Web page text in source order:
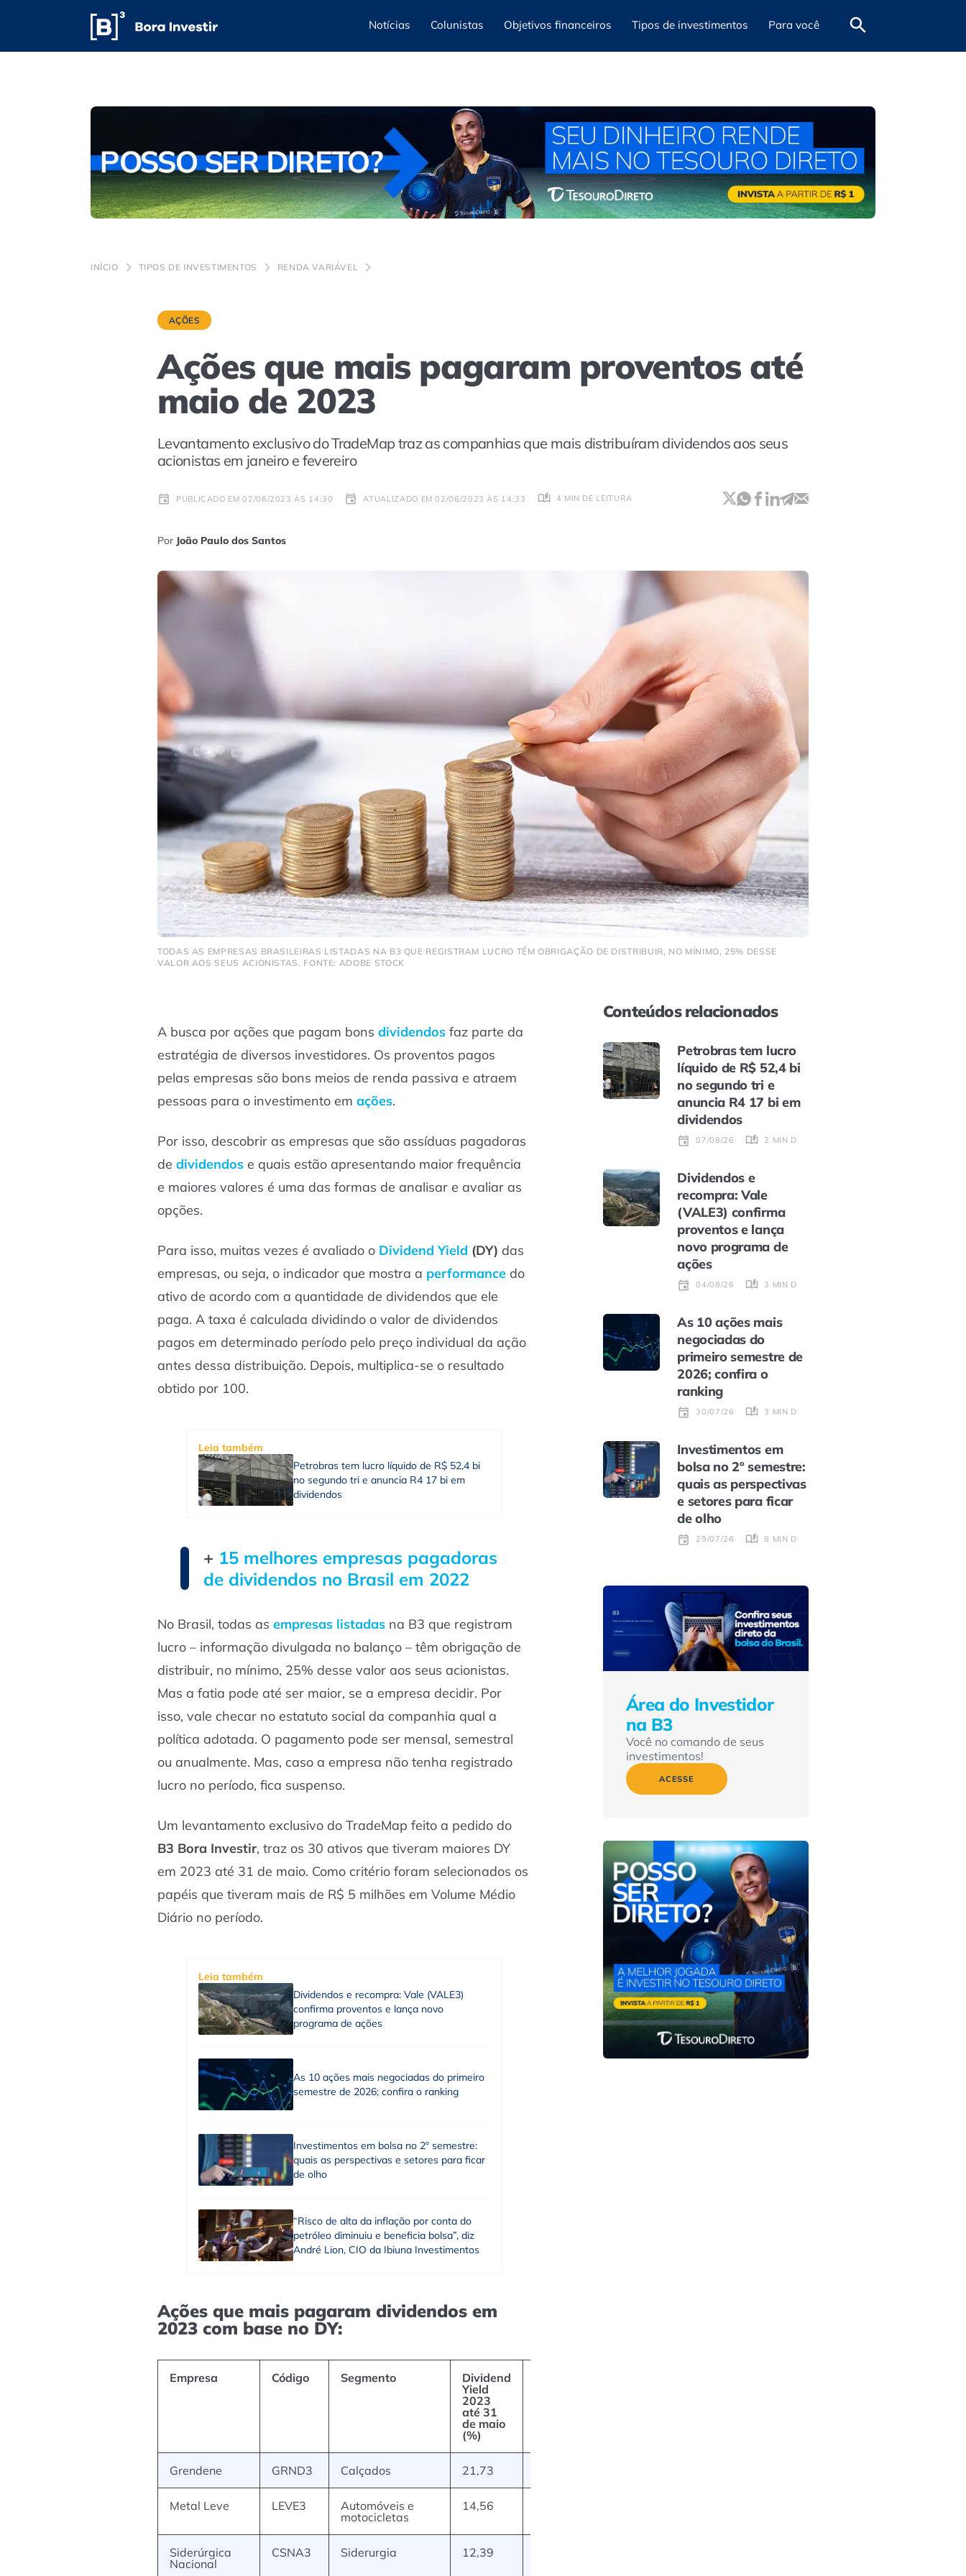
Notícias Colunistas Objetivos financeiros Tipos de investimentos Para você
INÍCIO TIPOS DE INVESTIMENTOS RENDA VARIÁVEL
AÇÕES
Ações que mais pagaram proventos até
maio de 2023
Levantamento exclusivo do TradeMap traz as companhias que mais distribuíram dividendos aos seus
acionistas em janeiro e fevereiro
PUBLICADO EM 02/06/2023 ÀS 14:30 ATUALIZADO EM 02/06/2023 ÀS 14:33 4 MIN DE LEITURA
Por João Paulo dos Santos
TODAS AS EMPRESAS BRASILEIRAS LISTADAS NA B3 QUE REGISTRAM LUCRO TÊM OBRIGAÇÃO DE DISTRIBUIR, NO MÍNIMO, 25% DESSE
VALOR AOS SEUS ACIONISTAS. FONTE: ADOBE STOCK
A busca por ações que pagam bons dividendos faz parte da
estratégia de diversos investidores. Os proventos pagos
pelas empresas são bons meios de renda passiva e atraem
pessoas para o investimento em ações.
Por isso, descobrir as empresas que são assíduas pagadoras
de dividendos e quais estão apresentando maior frequência
e maiores valores é uma das formas de analisar e avaliar as
opções.
Para isso, muitas vezes é avaliado o Dividend Yield (DY) das
empresas, ou seja, o indicador que mostra a performance do
ativo de acordo com a quantidade de dividendos que ele
paga. A taxa é calculada dividindo o valor de dividendos
pagos em determinado período pelo preço individual da ação
antes dessa distribuição. Depois, multiplica-se o resultado
obtido por 100.
Leia também
Petrobras tem lucro líquido de R$ 52,4 bi
no segundo tri e anuncia R4 17 bi em
dividendos
+ 15 melhores empresas pagadoras
de dividendos no Brasil em 2022
No Brasil, todas as empresas listadas na B3 que registram
lucro – informação divulgada no balanço – têm obrigação de
distribuir, no mínimo, 25% desse valor aos seus acionistas.
Mas a fatia pode até ser maior, se a empresa decidir. Por
isso, vale checar no estatuto social da companhia qual a
política adotada. O pagamento pode ser mensal, semestral
ou anualmente. Mas, caso a empresa não tenha registrado
lucro no período, fica suspenso.
Um levantamento exclusivo do TradeMap feito a pedido do
B3 Bora Investir, traz os 30 ativos que tiveram maiores DY
em 2023 até 31 de maio. Como critério foram selecionados os
papéis que tiveram mais de R$ 5 milhões em Volume Médio
Diário no período.
Leia também
Dividendos e recompra: Vale (VALE3)
confirma proventos e lança novo
programa de ações
As 10 ações mais negociadas do primeiro
semestre de 2026; confira o ranking
Investimentos em bolsa no 2º semestre:
quais as perspectivas e setores para ficar
de olho
“Risco de alta da inflação por conta do
petróleo diminuiu e beneficia bolsa”, diz
André Lion, CIO da Ibiuna Investimentos
Ações que mais pagaram dividendos em
2023 com base no DY:
Empresa Código Segmento
Dividend
Yield
2023
até 31
de maio
(%)
Grendene GRND3 Calçados 21,73
Metal Leve LEVE3
Automóveis e
motocicletas
14,56
Siderúrgica
Nacional
CSNA3 Siderurgia 12,39
Conteúdos relacionados
Petrobras tem lucro
líquido de R$ 52,4 bi
no segundo tri e
anuncia R4 17 bi em
dividendos
07/08/26 2 MIN DE LEITURA
Dividendos e
recompra: Vale
(VALE3) confirma
proventos e lança
novo programa de
ações
04/08/26 3 MIN DE LEITURA
As 10 ações mais
negociadas do
primeiro semestre de
2026; confira o
ranking
30/07/26 3 MIN DE LEITURA
Investimentos em
bolsa no 2º semestre:
quais as perspectivas
e setores para ficar
de olho
29/07/26 8 MIN DE LEITURA
Área do Investidor
na B3
Você no comando de seus
investimentos!
ACESSE